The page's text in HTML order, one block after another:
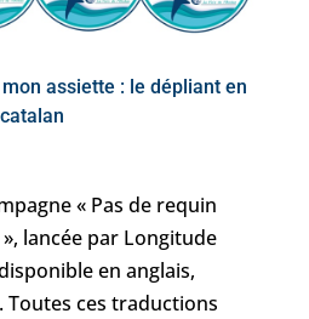
assiette : le dépliant en
« Pas de requin
lancée par Longitude
en anglais,
Toutes ces traductions